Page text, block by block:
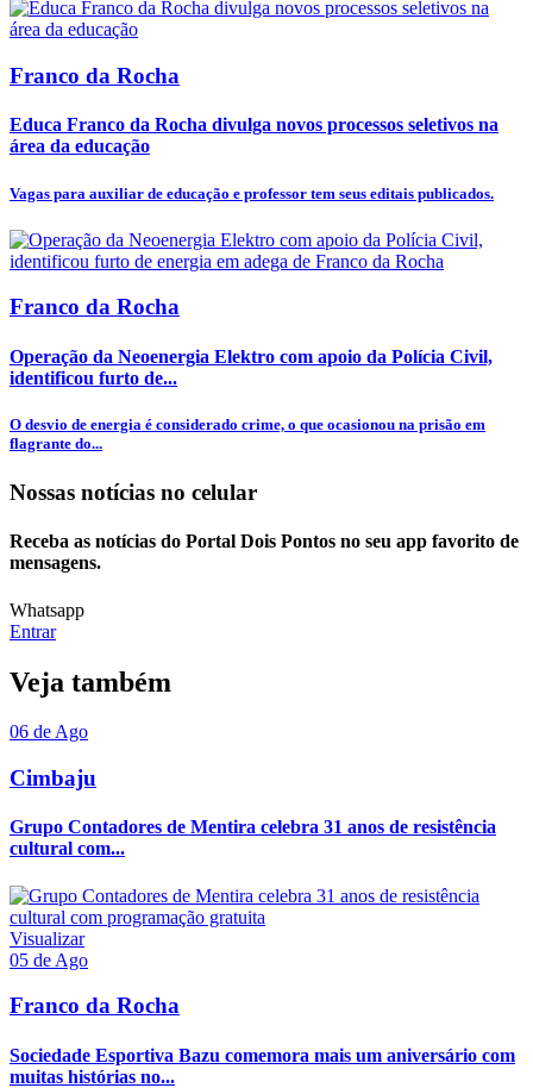
Franco da Rocha
Educa Franco da Rocha divulga novos processos seletivos na
área da educação
Vagas para auxiliar de educação e professor tem seus editais publicados.
Franco da Rocha
Operação da Neoenergia Elektro com apoio da Polícia Civil,
identificou furto de...
O desvio de energia é considerado crime, o que ocasionou na prisão em
flagrante do...
Nossas notícias no celular
Receba as notícias do Portal Dois Pontos no seu app favorito de
mensagens.
Whatsapp
Entrar
Veja também
06 de Ago
Cimbaju
Grupo Contadores de Mentira celebra 31 anos de resistência
cultural com...
Visualizar
05 de Ago
Franco da Rocha
Sociedade Esportiva Bazu comemora mais um aniversário com
muitas histórias no...